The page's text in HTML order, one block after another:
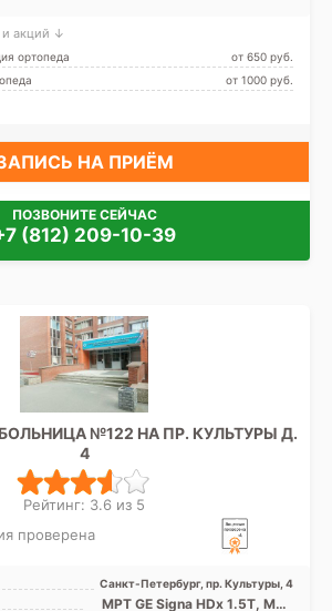
и акций ↓
ортопеда
от 650 pуб.
от 1000 pуб.
НА ПРИЁМ
ПОЗВОНИТЕ СЕЙЧАС
(812) 209-10-39
№122 НА ПР. КУЛЬТУРЫ Д.
4
Рейтинг: 3.6 из 5
проверена
Санкт-Петербург, пр. Культуры, 4
МРТ GE Signa HDx 1.5T, МРТ